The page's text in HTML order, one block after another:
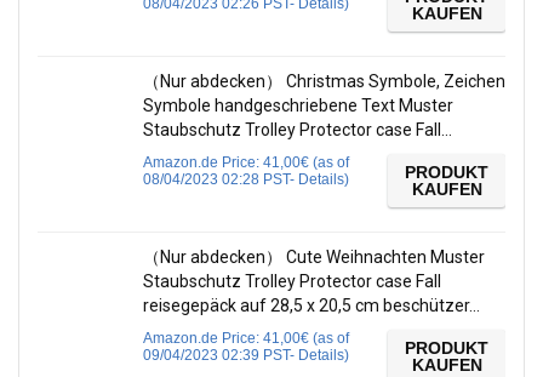
08/04/2023 02:26 PST- Details)
KAUFEN
（Nur abdecken） Christmas Symbole, Zeichen
Symbole handgeschriebene Text Muster
Staubschutz Trolley Protector case Fall…
Amazon.de Price: 41,00€ (as of
08/04/2023 02:28 PST- Details)
PRODUKT
KAUFEN
（Nur abdecken） Cute Weihnachten Muster
Staubschutz Trolley Protector case Fall
reisegepäck auf 28,5 x 20,5 cm beschützer…
Amazon.de Price: 41,00€ (as of
09/04/2023 02:39 PST- Details)
PRODUKT
KAUFEN